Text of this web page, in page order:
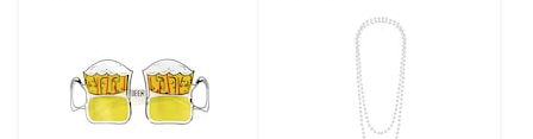
costume à porter pour